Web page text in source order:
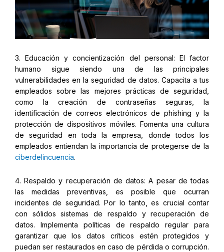
3. Educación y concientización del personal: El factor
humano sigue siendo una de las principales
vulnerabilidades en la seguridad de datos. Capacita a tus
empleados sobre las mejores prácticas de seguridad,
como la creación de contraseñas seguras, la
identificación de correos electrónicos de phishing y la
protección de dispositivos móviles. Fomenta una cultura
de seguridad en toda la empresa, donde todos los
empleados entiendan la importancia de protegerse de la
ciberdelincuencia.
4. Respaldo y recuperación de datos: A pesar de todas
las medidas preventivas, es posible que ocurran
incidentes de seguridad. Por lo tanto, es crucial contar
con sólidos sistemas de respaldo y recuperación de
datos. Implementa políticas de respaldo regular para
garantizar que los datos críticos estén protegidos y
puedan ser restaurados en caso de pérdida o corrupción.